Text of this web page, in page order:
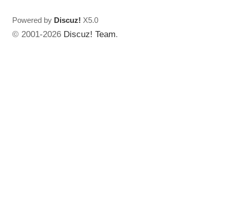
Powered by Discuz! X5.0
© 2001-2026 Discuz! Team.